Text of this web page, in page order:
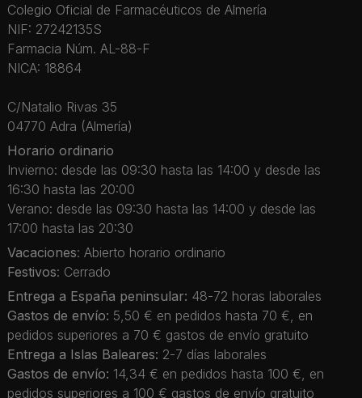
Colegio Oficial de Farmacéuticos de Almería
NIF: 27242135S
Farmacia Núm. AL-88-F
NICA: 18864
C/Natalio Rivas 35
04770 Adra (Almería)
Horario ordinario
Invierno: desde las 09:30 hasta las 14:00 y desde las
16:30 hasta las 20:00
Verano: desde las 09:30 hasta las 14:00 y desde las
17:00 hasta las 20:30
Vacaciones: Abierto horario ordinario
Festivos: Cerrado
Entrega a España peninsular: 48-72 horas laborales
Gastos de envío: 5,50 € en pedidos hasta 70 €, en
pedidos superiores a 70 € gastos de envío gratuito
Entrega a Islas Baleares: 2-7 días laborales
Gastos de envío: 14,34 € en pedidos hasta 100 €, en
pedidos superiores a 100 € gastos de envío gratuito